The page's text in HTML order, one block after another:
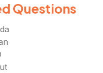
Questions